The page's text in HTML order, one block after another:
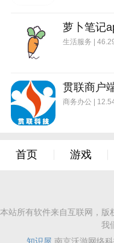
生活服务 |
商务办公 |
首页 游戏
本站所有软件来自互联网，版
我